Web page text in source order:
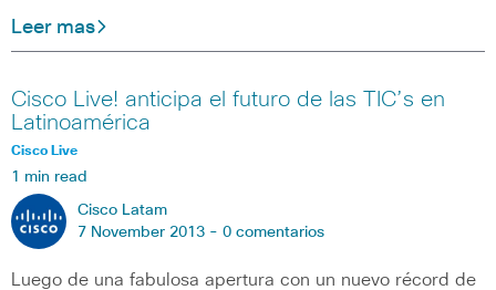
Leer mas
Cisco Live! anticipa el futuro de las TIC’s en
Latinoamérica
Cisco Live
1 min read
Cisco Latam
7 November 2013 - 0 comentarios
Luego de una fabulosa apertura con un nuevo récord de